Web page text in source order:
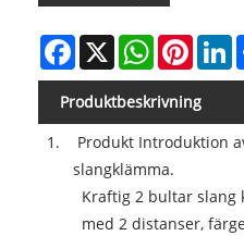
Facebook
X WhatsApp
Produktbeskrivning
1. Produkt Introduktion
slangklämma.
Kraftig 2 bultar slang
med 2 distanser,